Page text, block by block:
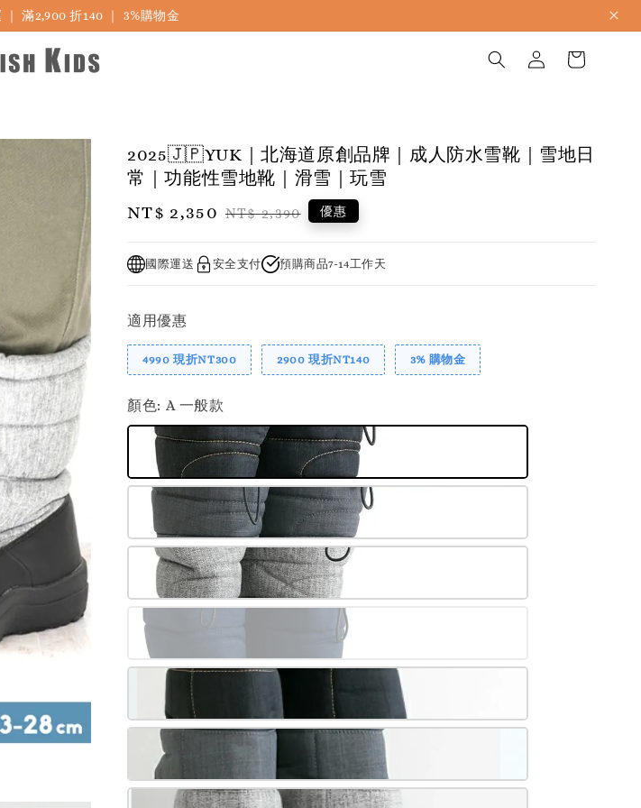
滿2,900 折140 ｜ 3%購物金
2025🇯🇵YUK｜北海道原創品牌｜成人防水雪靴｜雪地日
常｜功能性雪地靴｜滑雪｜玩雪
Sale
NT$ 2,350 Regular
NT$ 2,390 優惠
國際運送 安全支付 預購商品7-14工作天
適用優惠
4990 現折NT300 2900 現折NT140 3% 購物金
顏色: A 一般款